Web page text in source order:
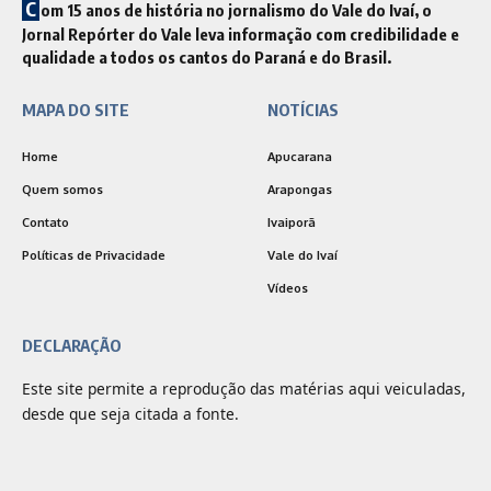
C om 15 anos de história no jornalismo do Vale do Ivaí, o
Jornal Repórter do Vale leva informação com credibilidade e
qualidade a todos os cantos do Paraná e do Brasil.
MAPA DO SITE
Home
Quem somos
Contato
Políticas de Privacidade
NOTÍCIAS
Apucarana
Arapongas
Ivaiporã
Vale do Ivaí
Vídeos
DECLARAÇÃO
Este site permite a reprodução das matérias aqui veiculadas,
desde que seja citada a fonte.